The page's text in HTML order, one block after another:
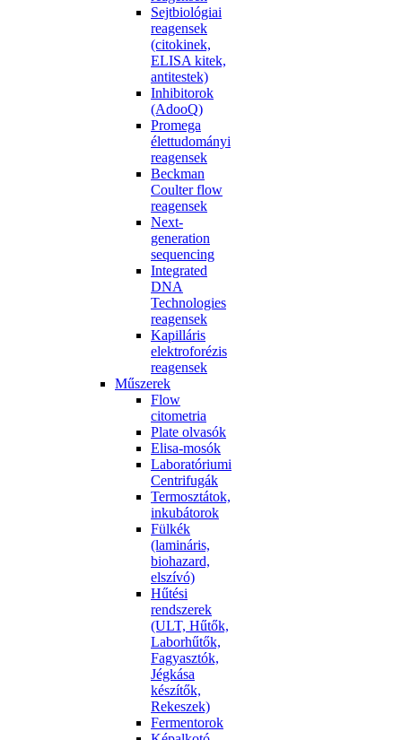
Sejtbiológiai
reagensek
(citokinek,
ELISA kitek,
antitestek)
Inhibitorok
(AdooQ)
Promega
élettudományi
reagensek
Beckman
Coulter flow
reagensek
Next-
generation
sequencing
Integrated
DNA
Technologies
reagensek
Kapilláris
elektroforézis
reagensek
Műszerek
Flow
citometria
Plate olvasók
Elisa-mosók
Laboratóriumi
Centrifugák
Termosztátok,
inkubátorok
Fülkék
(lamináris,
biohazard,
elszívó)
Hűtési
rendszerek
(ULT, Hűtők,
Laborhűtők,
Fagyasztók,
Jégkása
készítők,
Rekeszek)
Fermentorok